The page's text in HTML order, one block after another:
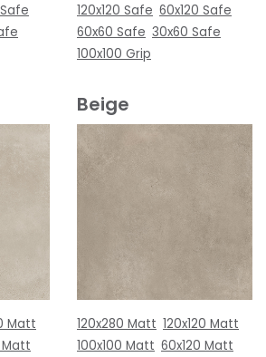
120x120 Safe 60x120 Safe
60x60 Safe 30x60 Safe
100x100 Grip
Matt
Matt
Beige
120x280 Matt 120x120 Matt
100x100 Matt 60x120 Matt